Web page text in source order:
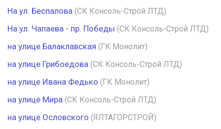
На ул. Беспалова (СК Консоль-Строй ЛТД)
На ул. Чапаева - пр. Победы (СК Консоль-Строй ЛТД)
на улице Балаклавская (ГК Монолит)
на улице Грибоедова (СК Консоль-Строй ЛТД)
на улице Ивана Федько (ГК Монолит)
на улице Мира (СК Консоль-Строй ЛТД)
на улице Ословского (ЯЛТАГОРСТРОЙ)